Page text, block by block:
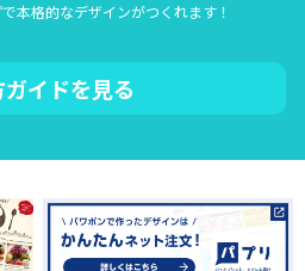
本格的なデザインがつくれます！
イドを見る